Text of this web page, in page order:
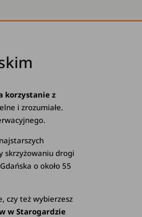
korzystanie z
i zrozumiałe.
skrzyżowaniu drogi
o około 55
czy też wybierzesz
w Starogardzie